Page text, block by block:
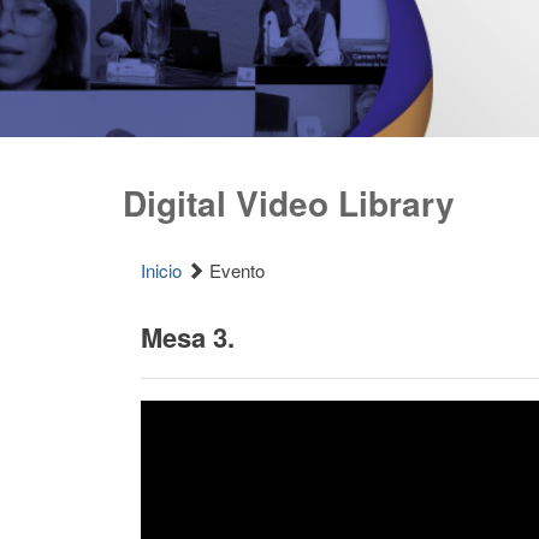
Digital Video Library
Inicio Evento
Mesa 3.